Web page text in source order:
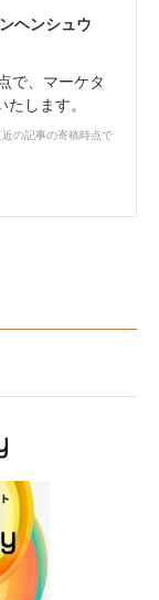
ヘンシュウ
で、マーケタ
します。
の記事の寄稿時点で